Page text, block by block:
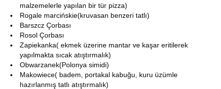
malzemelerle yapılan bir tür pizza)
Rogale marcińskie(kruvasan benzeri tatlı)
Barszcz Çorbası
Rosol Çorbası
Zapiekanka( ekmek üzerine mantar ve kaşar eritilerek
yapılmakta sıcak atıştırmalık)
Obwarzanek(Polonya simidi)
Makowiece( badem, portakal kabuğu, kuru üzümle
hazırlanmış tatlı atıştırmalık)